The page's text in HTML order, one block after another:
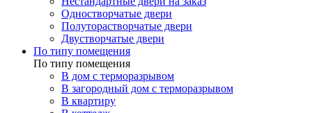
Одностворчатые двери
Полуторастворчатые двери
Двустворчатые двери
По типу помещения
По типу помещения
В дом с терморазрывом
В загородный дом с терморазрывом
В квартиру